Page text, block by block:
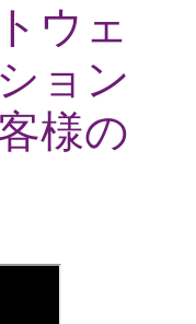
ウェ
ョン
様の